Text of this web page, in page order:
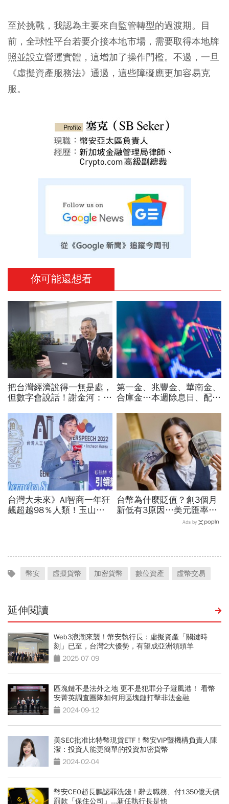
至於挑戰，我認為主要來自監管轉型的過渡期。目
前，全球性平台若要介接本地市場，需要取得本地牌
照並設立營運實體，這增加了操作門檻。不過，一旦
《虛擬資產服務法》通過，這些障礙應更加容易克
服。
你可能還想看
把台灣經濟說得一無是處，
但數字會說話！謝金河：中
們的半導體」
第一金、兆豐金、華南金、
合庫金…本週除息日、配息
高：它3.66%穩穩賺
台灣大未來》AI智商一年狂
飆超越98％人類！玉山金
台幣為什麼貶值？創3個月
新低有3原因…美元匯率接
下來怎麼走？央行點出後市
Ads by
幣安 虛擬貨幣 加密貨幣 數位資產 虛幣交易
延伸閱讀
Web3浪潮來襲！幣安執行長：虛擬資產「關鍵時
刻」已至，台灣2大優勢，有望成亞洲領頭羊
2025-07-09
區塊鏈不是法外之地 更不是犯罪分子避風港！ 看幣
安菁英調查團隊如何用區塊鏈打擊非法金融
2024-09-12
美SEC批准比特幣現貨ETF！幣安VIP暨機構負責人陳
潔：投資人能更簡單的投資加密貨幣
2024-02-04
幣安CEO趙長鵬認罪洗錢！辭去職務、付1350億天價
罰款「保住公司」...新任執行長是他